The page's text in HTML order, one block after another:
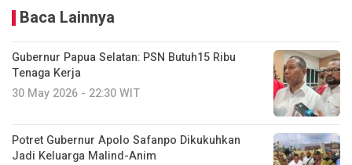
Baca Lainnya
Gubernur Papua Selatan: PSN Butuh15 Ribu
Tenaga Kerja
30 May 2026 - 22:30 WIT
Potret Gubernur Apolo Safanpo Dikukuhkan
Jadi Keluarga Malind-Anim